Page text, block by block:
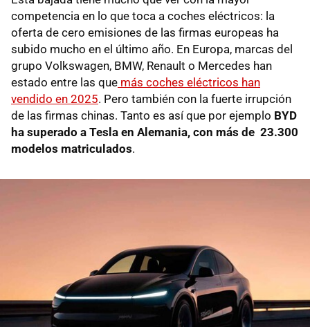
competencia en lo que toca a coches eléctricos: la
oferta de cero emisiones de las firmas europeas ha
subido mucho en el último año. En Europa, marcas del
grupo Volkswagen, BMW, Renault o Mercedes han
estado entre las que más coches eléctricos han
vendido en 2025. Pero también con la fuerte irrupción
de las firmas chinas. Tanto es así que por ejemplo BYD
ha superado a Tesla en Alemania, con más de 23.300
modelos matriculados.